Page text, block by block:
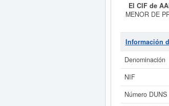
El CIF de
MENOR DE
se ha
Si está
Información
Denominación
NIF
Número DUNS